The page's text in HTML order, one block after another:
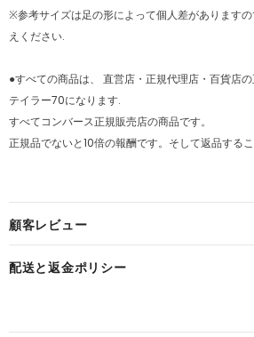
※参考サイズは足の形によって個人差があります
えください.
●すべての商品は、 直営店・正規代理店・百貨店
テイラー70になります.
すべてコンバース正規販売店の商品です。
正規品でないと10倍の報酬です。そして返品するこ
顧客レビュー
配送と返金ポリシー